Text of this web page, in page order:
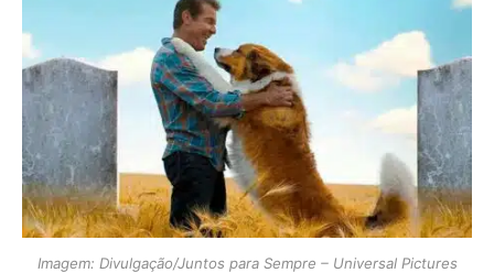
Imagem: Divulgação/Juntos para Sempre – Universal Pictures